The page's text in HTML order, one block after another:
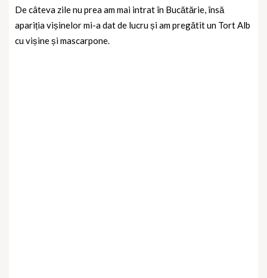
De câteva zile nu prea am mai intrat în Bucătărie, însă
apariția vișinelor mi-a dat de lucru și am pregătit un Tort Alb
cu vișine și mascarpone.